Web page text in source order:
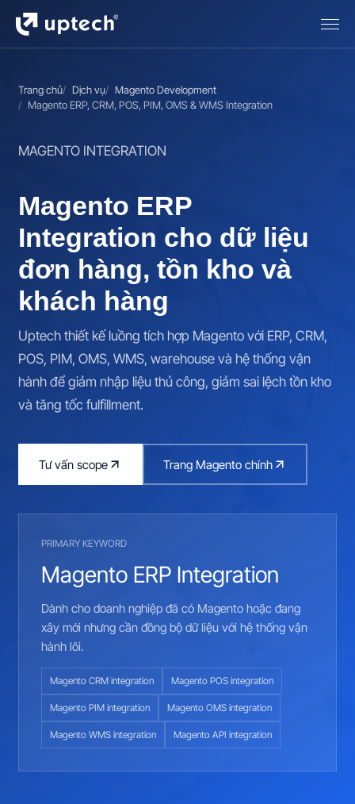
Trang chủ Dịch vụ
Magento Development
Magento ERP, CRM, POS, PIM, OMS & WMS Integration
MAGENTO INTEGRATION
Magento ERP
Integration cho dữ liệu
đơn hàng, tồn kho và
khách hàng
Uptech thiết kế luồng tích hợp Magento với ERP, CRM,
POS, PIM, OMS, WMS, warehouse và hệ thống vận
hành để giảm nhập liệu thủ công, giảm sai lệch tồn kho
và tăng tốc fulfillment.
Tư vấn scope Trang Magento chính
PRIMARY KEYWORD
Magento ERP Integration
Dành cho doanh nghiệp đã có Magento hoặc đang
xây mới nhưng cần đồng bộ dữ liệu với hệ thống vận
hành lõi.
Magento CRM integration Magento POS integration
Magento PIM integration Magento OMS integration
Magento WMS integration Magento API integration